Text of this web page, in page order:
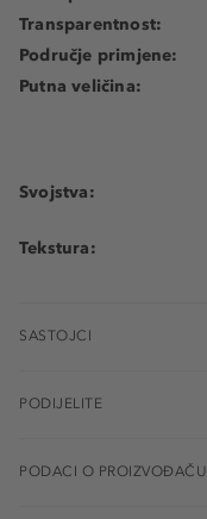
Transparentnost:
Područje primjene:
Putna veličina:
Svojstva:
Tekstura:
SASTOJCI
PODIJELITE
PODACI O PROIZVOĐAČU